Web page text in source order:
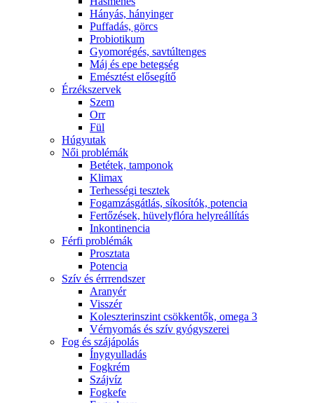
Hányás, hányinger
Puffadás, görcs
Probiotikum
Gyomorégés, savtúltenges
Máj és epe betegség
Emésztést elősegítő
Érzékszervek
Szem
Orr
Fül
Húgyutak
Női problémák
Betétek, tamponok
Klimax
Terhességi tesztek
Fogamzásgátlás, síkosítók, potencia
Fertőzések, hüvelyflóra helyreállítás
Inkontinencia
Férfi problémák
Prosztata
Potencia
Szív és érrrendszer
Aranyér
Visszér
Koleszterinszint csökkentők, omega 3
Vérnyomás és szív gyógyszerei
Fog és szájápolás
Í́nygyulladás
Fogkrém
Szájvíz
Fogkefe